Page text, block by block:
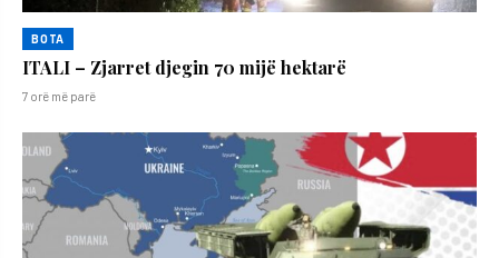
BOTA
ITALI – Zjarret djegin 70 mijë hektarë
7 orë më parë